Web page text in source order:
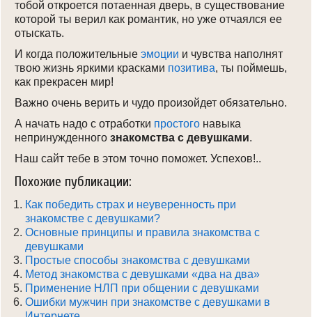
тобой откроется потаенная дверь, в существование
которой ты верил как романтик, но уже отчаялся ее
отыскать.
И когда положительные эмоции и чувства наполнят
твою жизнь яркими красками позитива, ты поймешь,
как прекрасен мир!
Важно очень верить и чудо произойдет обязательно.
А начать надо с отработки простого навыка
непринужденного знакомства с девушками.
Наш сайт тебе в этом точно поможет. Успехов!..
Похожие публикации:
Как победить страх и неуверенность при
знакомстве с девушками?
Основные принципы и правила знакомства с
девушками
Простые способы знакомства с девушками
Метод знакомства с девушками «два на два»
Применение НЛП при общении с девушками
Ошибки мужчин при знакомстве с девушками в